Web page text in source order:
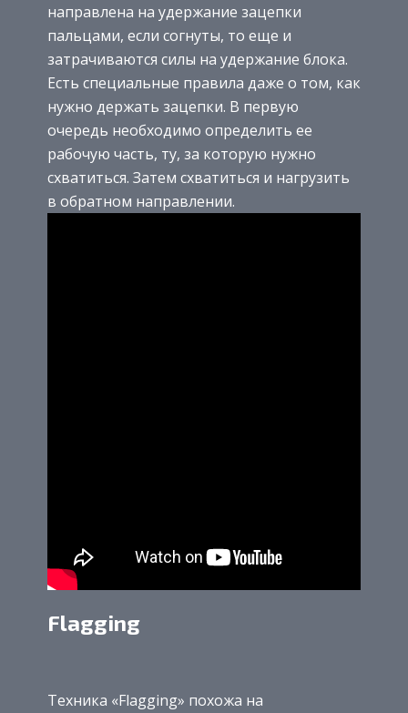
направлена на удержание зацепки
пальцами, если согнуты, то еще и
затрачиваются силы на удержание блока.
Есть специальные правила даже о том, как
нужно держать зацепки. В первую
очередь необходимо определить ее
рабочую часть, ту, за которую нужно
схватиться. Затем схватиться и нагрузить
в обратном направлении.
Flagging
Техника «Flagging» похожа на